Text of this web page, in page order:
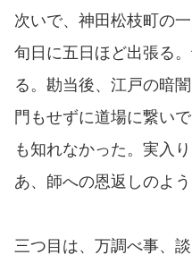
次いで、神田松枝町の
旬日に五日ほど出張る
る。勘当後、江戸の暗
門もせずに道場に繋い
も知れなかった。実入
あ、師への恩返しのよう
三つ目は、万調べ事、